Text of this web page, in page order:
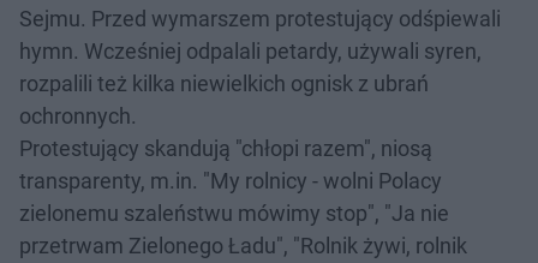
Sejmu. Przed wymarszem protestujący odśpiewali
hymn. Wcześniej odpalali petardy, używali syren,
rozpalili też kilka niewielkich ognisk z ubrań
ochronnych.
Protestujący skandują "chłopi razem", niosą
transparenty, m.in. "My rolnicy - wolni Polacy
zielonemu szaleństwu mówimy stop", "Ja nie
przetrwam Zielonego Ładu", "Rolnik żywi, rolnik